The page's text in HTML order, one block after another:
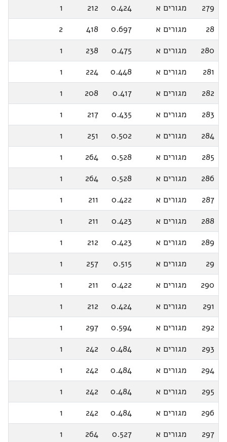
279
מגורים א 0.424
212
1
28
מגורים א 0.697
418
2
280
מגורים א 0.475
238
1
281
מגורים א 0.448
224
1
282
מגורים א 0.417
208
1
283
מגורים א 0.435
217
1
284
מגורים א 0.502
251
1
285
מגורים א 0.528
264
1
286
מגורים א 0.528
264
1
287
מגורים א 0.422
211
1
288
מגורים א 0.423
211
1
289
מגורים א 0.423
212
1
29
מגורים א 0.515
257
1
290
מגורים א 0.422
211
1
291
מגורים א 0.424
212
1
292
מגורים א 0.594
297
1
293
מגורים א 0.484
242
1
294
מגורים א 0.484
242
1
295
מגורים א 0.484
242
1
296
מגורים א 0.484
242
1
297
מגורים א 0.527
264
1